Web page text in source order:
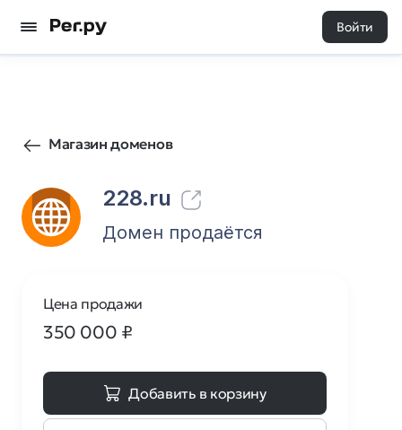
Войти
Магазин доменов
228.ru
58111 12
Домен продаётся
Цена продажи
350 000 ₽
Добавить в корзину